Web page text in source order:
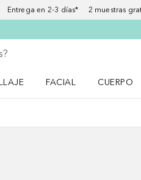
Entrega en 2-3 días* 2 muestras
FACIAL
CUERPO